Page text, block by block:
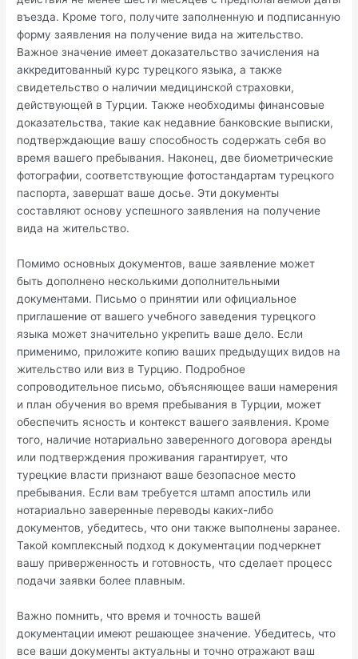
въезда. Кроме того, получите заполненную и подписанную
форму заявления на получение вида на жительство.
Важное значение имеет доказательство зачисления на
аккредитованный курс турецкого языка, а также
свидетельство о наличии медицинской страховки,
действующей в Турции. Также необходимы финансовые
доказательства, такие как недавние банковские выписки,
подтверждающие вашу способность содержать себя во
время вашего пребывания. Наконец, две биометрические
фотографии, соответствующие фотостандартам турецкого
паспорта, завершат ваше досье. Эти документы
составляют основу успешного заявления на получение
вида на жительство.
Помимо основных документов, ваше заявление может
быть дополнено несколькими дополнительными
документами. Письмо о принятии или официальное
приглашение от вашего учебного заведения турецкого
языка может значительно укрепить ваше дело. Если
применимо, приложите копию ваших предыдущих видов на
жительство или виз в Турцию. Подробное
сопроводительное письмо, объясняющее ваши намерения
и план обучения во время пребывания в Турции, может
обеспечить ясность и контекст вашего заявления. Кроме
того, наличие нотариально заверенного договора аренды
или подтверждения проживания гарантирует, что
турецкие власти признают ваше безопасное место
пребывания. Если вам требуется штамп апостиль или
нотариально заверенные переводы каких-либо
документов, убедитесь, что они также выполнены заранее.
Такой комплексный подход к документации подчеркнет
вашу приверженность и готовность, что сделает процесс
подачи заявки более плавным.
Важно помнить, что время и точность вашей
документации имеют решающее значение. Убедитесь, что
все ваши документы актуальны и точно отражают ваш